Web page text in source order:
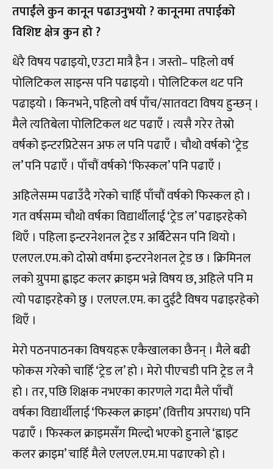
तपाईंले कुन कानून पढाउनुभयो ? कानूनमा तपाईको
विशिष्ट क्षेत्र कुन हो ?
धेरै विषय पढाइयो, एउटा मात्रै हैन । जस्तो–पहिलो वर्ष
पोलिटिकल साइन्स पनि पढाइयो । पोलिटिकल थट पनि
पढाइयो । किनभने, पहिलो वर्ष पाँच/सातवटा विषय हुन्छन् ।
मैले त्यतिबेला पोलिटिकल थट पढाएँ । त्यसै गरेर तेस्रो
वर्षको इन्टरप्रिटेसन अफ ल पनि पढाएँ । चौथो वर्षको ‘ट्रेड
ल’ पनि पढाएँ । पाँचौं वर्षको ‘फिस्कल’ पनि पढाएँ ।
अहिलेसम्म पढाउँदै गरेको चाहिँ पाँचौं वर्षको फिस्कल हो ।
गत वर्षसम्म चौथो वर्षका विद्यार्थीलाई ‘ट्रेड ल’ पढाइरहेको
थिएँ । पहिला इन्टरनेशनल ट्रेड र अर्बिटेसन पनि थियो ।
एलएल.एम.को दोस्रो वर्षमा इन्टरनेशनल ट्रेड छ । क्रिमिनल
लको ग्रुपमा ह्वाइट कलर क्राइम भन्ने विषय छ, अहिले पनि म
त्यो पढाइरहेको छु । एलएल.एम. का दुईटै विषय पढाइरहेको
थिएँ ।
मेरो पठनपाठनका विषयहरू एकैखालका छैनन् । मैले बढी
फोकस गरेको चाहिँ ‘ट्रेड ल’ हो । मेरो पीएचडी पनि ट्रेड ल नै
हो । तर, पछि शिक्षक नभएका कारणले गदा मैले पाँचौं
वर्षका विद्यार्थीलाई ‘फिस्कल क्राइम’(वित्तीय अपराध) पनि
पढाएँ । फिस्कल क्राइमसँग मिल्दो भएको हुनाले ‘ह्वाइट
कलर क्राइम’ चाहिँ मैले एलएल.एम.मा पढाएको हो ।